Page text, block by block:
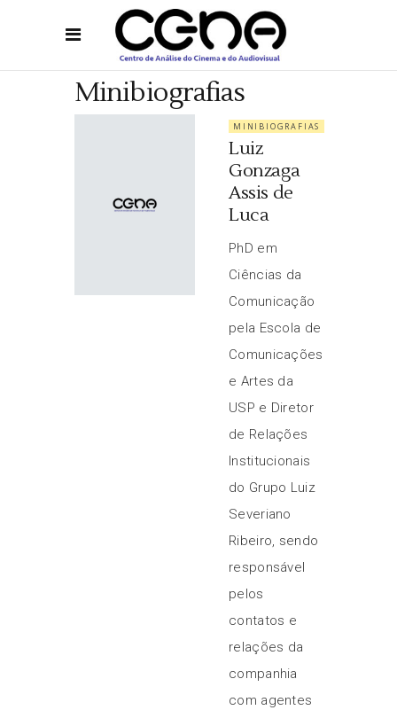
Minibiografias
MINIBIOGRAFIAS
Luiz
Gonzaga
Assis de
Luca
PhD em
Ciências da
Comunicação
pela Escola de
Comunicações
e Artes da
USP e Diretor
de Relações
Institucionais
do Grupo Luiz
Severiano
Ribeiro, sendo
responsável
pelos
contatos e
relações da
companhia
com agentes